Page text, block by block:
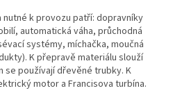
k provozu patří: dopravníky
automatická váha, průchodná
systémy, míchačka, moučná
K přepravě materiálu slouží
se používají dřevěné trubky. K
motor a Francisova turbína.